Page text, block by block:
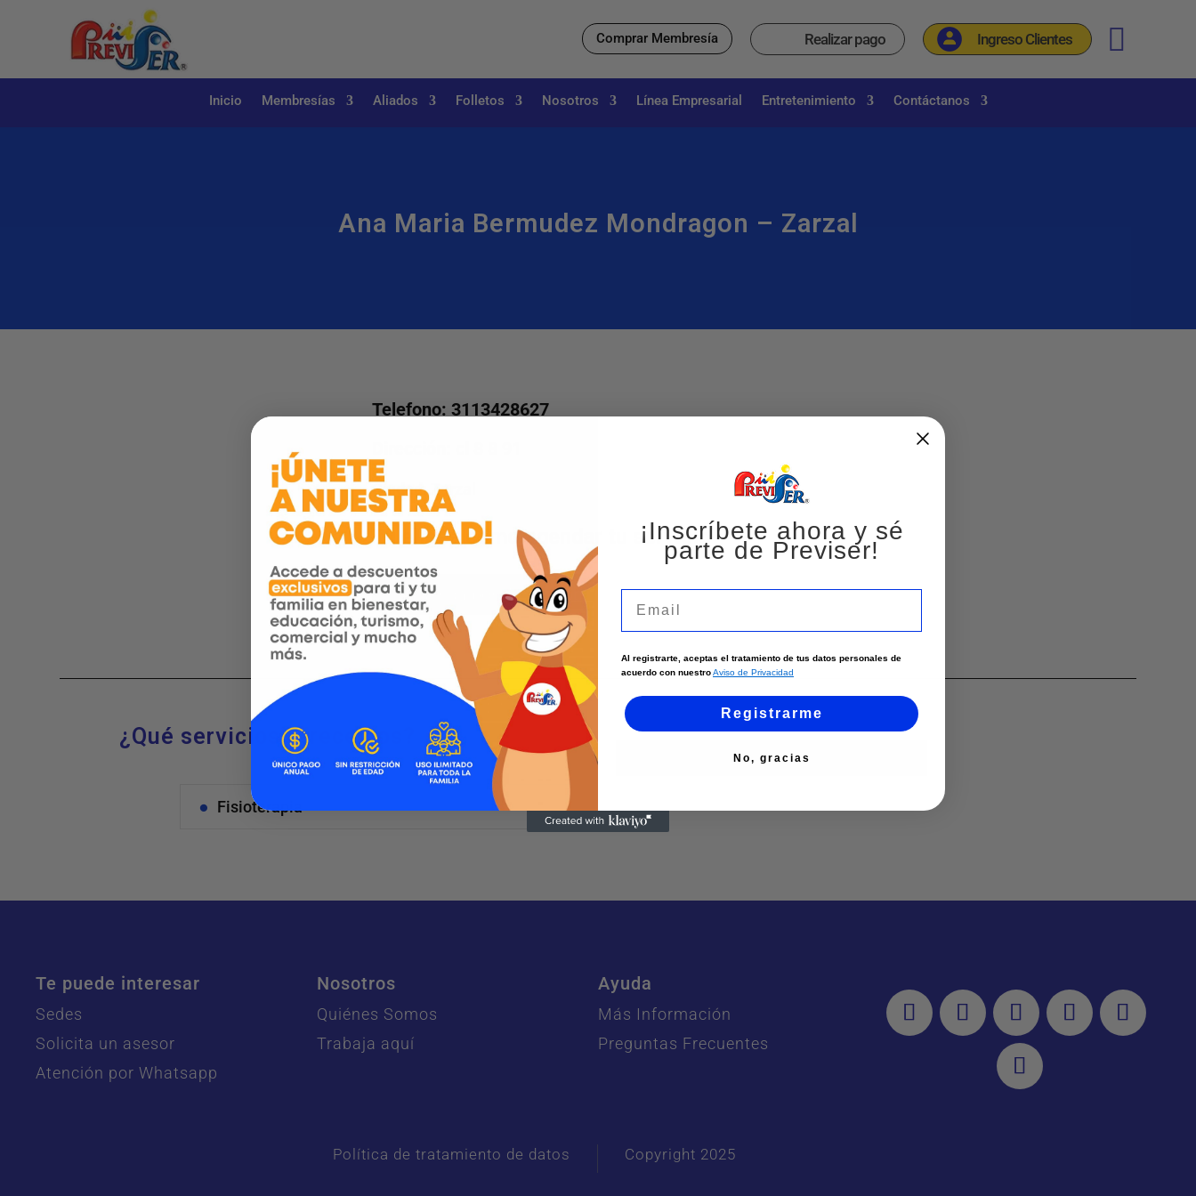
Comprar Membresía Realizar pago Ingreso Clientes
Inicio Membresías Aliados Folletos Nosotros Línea Empresarial Entretenimiento Contáctanos
Ana Maria Bermudez Mondragon – Zarzal
Telefono: 3113428627
Ciudad: Zarzal
Tu eliges cómo agendar tu servicio
Agenda por WhatsApp
¿Qué servicios ofrecemos?
Fisioterapia
Te puede interesar
Sedes
Solicita un asesor
Atención por Whatsapp
Nosotros
Quiénes Somos
Trabaja aquí
Ayuda
Más Información
Preguntas Frecuentes
Política de tratamiento de datos Copyright 2025
¡Inscríbete ahora y sé
parte de Previser!
Al registrarte, aceptas el tratamiento de tus datos personales de
acuerdo con nuestroAviso de Privacidad
Registrarme
No, gracias